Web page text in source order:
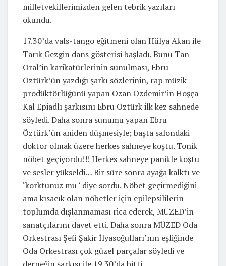
milletvekillerimizden gelen tebrik yazıları
okundu.
17.30’da vals-tango eğitmeni olan Hülya Akan ile
Tarık Gezgin dans gösterisi başladı. Bunu Tan
Oral’in karikatürlerinin sunulması, Ebru
Öztürk’ün yazdığı şarkı sözlerinin, rap müzik
prodüktörlüğünü yapan Ozan Özdemir’in Hoşça
Kal Epiadlı şarkısını Ebru Öztürk ilk kez sahnede
söyledi. Daha sonra sunumu yapan Ebru
Öztürk’ün aniden düşmesiyle; başta salondaki
doktor olmak üzere herkes sahneye koştu. Tonik
nöbet geçiyordu!!! Herkes sahneye panikle koştu
ve sesler yükseldi… Bir süre sonra ayağa kalktı ve
‘korktunuz mu ‘ diye sordu. Nöbet geçirmediğini
ama kısacık olan nöbetler için epilepsililerin
toplumda dışlanmaması rica ederek, MÜZED’in
sanatçılarını davet etti. Daha sonra MÜZED Oda
Orkestrası Şefi Şakir İlyasoğulları’nın eşliğinde
Oda Orkestrası çok güzel parçalar söyledi ve